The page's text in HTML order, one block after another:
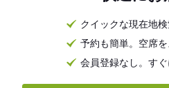
クイックな現在地
予約も簡単。空席
会員登録なし。す